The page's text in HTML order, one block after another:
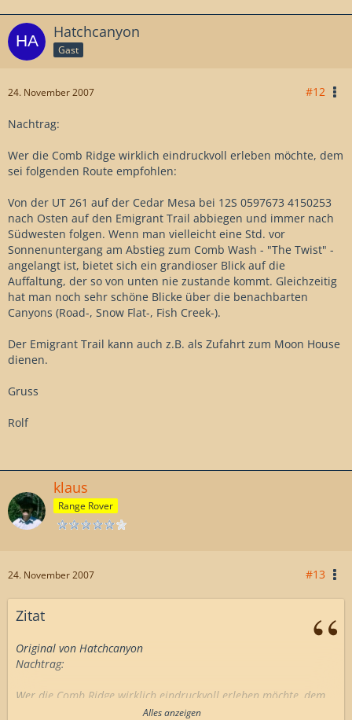
Hatchcanyon
Gast
24. November 2007 #12
Nachtrag:
Wer die Comb Ridge wirklich eindruckvoll erleben möchte, dem
sei folgenden Route empfohlen:
Von der UT 261 auf der Cedar Mesa bei 12S 0597673 4150253
nach Osten auf den Emigrant Trail abbiegen und immer nach
Südwesten folgen. Wenn man vielleicht eine Std. vor
Sonnenuntergang am Abstieg zum Comb Wash - "The Twist" -
angelangt ist, bietet sich ein grandioser Blick auf die
Auffaltung, der so von unten nie zustande kommt. Gleichzeitig
hat man noch sehr schöne Blicke über die benachbarten
Canyons (Road-, Snow Flat-, Fish Creek-).
Der Emigrant Trail kann auch z.B. als Zufahrt zum Moon House
dienen.
Gruss
Rolf
klaus
Range Rover
24. November 2007 #13
Zitat
Original von Hatchcanyon
Nachtrag:
Wer die Comb Ridge wirklich eindruckvoll erleben möchte, dem
sei folgenden Route empfohlen:Alles anzeigen